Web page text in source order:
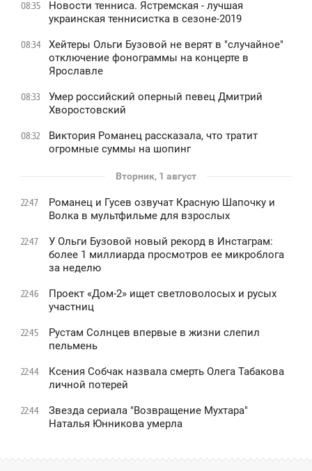
08:35
Новости тенниса. Ястремская - лучшая
украинская теннисистка в сезоне-2019
08:34
Хейтеры Ольги Бузовой не верят в "случайное"
отключение фонограммы на концерте в
Ярославле
08:33
Умер российский оперный певец Дмитрий
Хворостовский
08:32
Виктория Романец рассказала, что тратит
огромные суммы на шопинг
Вторник, 1 август
22:47
Романец и Гусев озвучат Красную Шапочку и
Волка в мультфильме для взрослых
22:47
У Ольги Бузовой новый рекорд в Инстаграм:
более 1 миллиарда просмотров ее микроблога
за неделю
22:46
Проект «Дом-2» ищет светловолосых и русых
участниц
22:45
Рустам Солнцев впервые в жизни слепил
пельмень
22:44
Ксения Собчак назвала смерть Олега Табакова
личной потерей
22:44
Звезда сериала "Возвращение Мухтара"
Наталья Юнникова умерла